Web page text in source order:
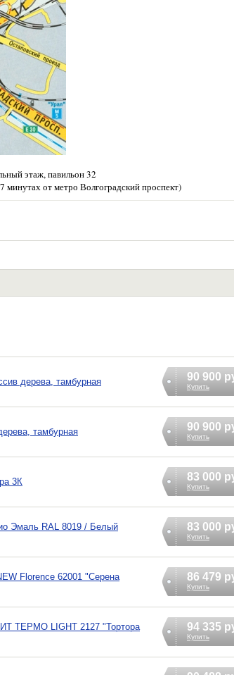
этаж, павильон 32
минутах от метро Волгоградский проспект)
дерева, тамбурная 90 900
Купить
тамбурная 90 900
Купить
3К 83 000
Купить
Эмаль RAL 8019 / Белый
83 000
Купить
Florence 62001 "Серена
86 479
Купить
ТЕРМО LIGHT 2127 "Тортора
94 335
Купить